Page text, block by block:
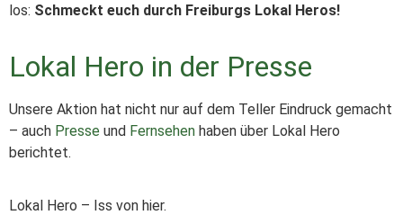
los: Schmeckt euch durch Freiburgs Lokal Heros!
Lokal Hero in der Presse
Unsere Aktion hat nicht nur auf dem Teller Eindruck gemacht
– auch Presse und Fernsehen haben über Lokal Hero
berichtet.
Lokal Hero – Iss von hier.